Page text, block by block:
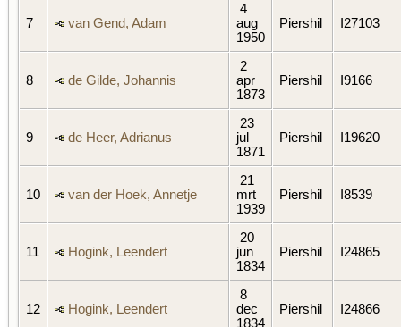
7 van Gend, Adam
4
aug
1950
Piershil I27103
8 de Gilde, Johannis
2
apr
1873
Piershil I9166
9 de Heer, Adrianus
23
jul
1871
Piershil I19620
10 van der Hoek, Annetje
21
mrt
1939
Piershil I8539
11 Hogink, Leendert
20
jun
1834
Piershil I24865
12 Hogink, Leendert
8
dec
1834
Piershil I24866